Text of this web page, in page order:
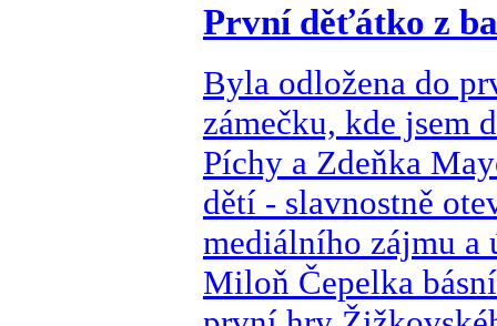
První děťátko z
Byla odložena do
zámečku, kde jsem
Píchy a Zdeňka
dětí - slavnostně
mediálního zájmu a
Miloň Čepelka